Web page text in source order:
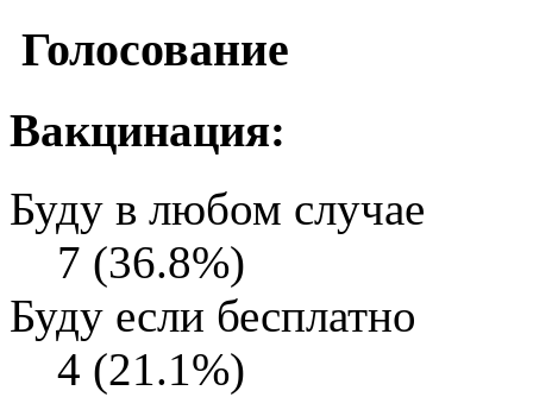
Голосование
Вакцинация:
Буду в любом случае
7 (36.8%)
Буду если бесплатно
4 (21.1%)